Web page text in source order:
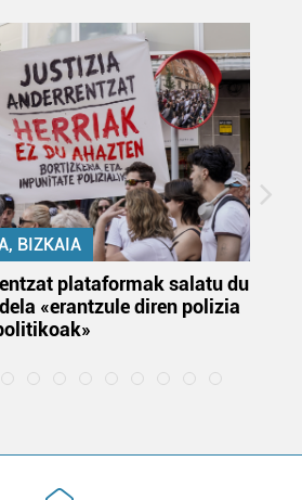
BIZKAIA
plataformak salatu du
«erantzule diren polizia